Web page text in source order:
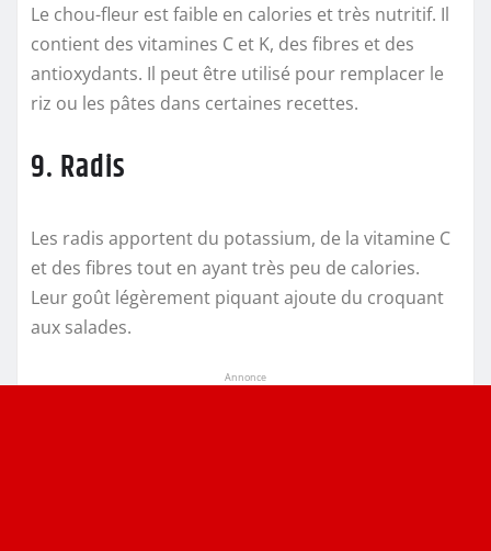
Le chou-fleur est faible en calories et très nutritif. Il
contient des vitamines C et K, des fibres et des
antioxydants. Il peut être utilisé pour remplacer le
riz ou les pâtes dans certaines recettes.
9. Radis
Les radis apportent du potassium, de la vitamine C
et des fibres tout en ayant très peu de calories.
Leur goût légèrement piquant ajoute du croquant
aux salades.
Annonce